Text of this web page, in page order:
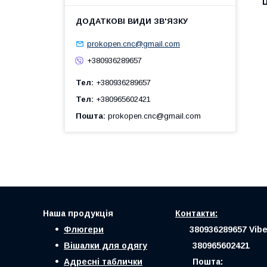
prokopen.cnc@gmail.com
+380936289657
Тел
+380936289657
Тел
+380965602421
Пошта prokopen.cnc@gmail.com
Наша продукція
Контакти:
Флюгери 380936289657
Вішалки для одягу 380965602421
Адресні таблички
Пошта: